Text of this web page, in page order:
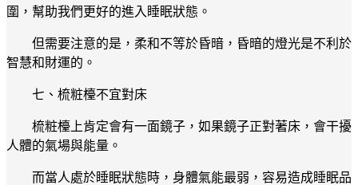
圍，幫助我們更好的進入睡眠狀態。
但需要注意的是，柔和不等於昏暗，昏暗的燈光是不利於
智慧和財運的。
七、梳粧檯不宜對床
梳粧檯上肯定會有一面鏡子，如果鏡子正對著床，會干擾
人體的氣場與能量。
而當人處於睡眠狀態時，身體氣能最弱，容易造成睡眠品